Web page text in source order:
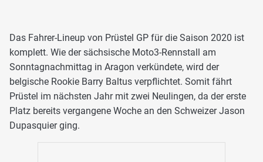
Das Fahrer-Lineup von Prüstel GP für die Saison 2020 ist
komplett. Wie der sächsische Moto3-Rennstall am
Sonntagnachmittag in Aragon verkündete, wird der
belgische Rookie Barry Baltus verpflichtet. Somit fährt
Prüstel im nächsten Jahr mit zwei Neulingen, da der erste
Platz bereits vergangene Woche an den Schweizer Jason
Dupasquier ging.